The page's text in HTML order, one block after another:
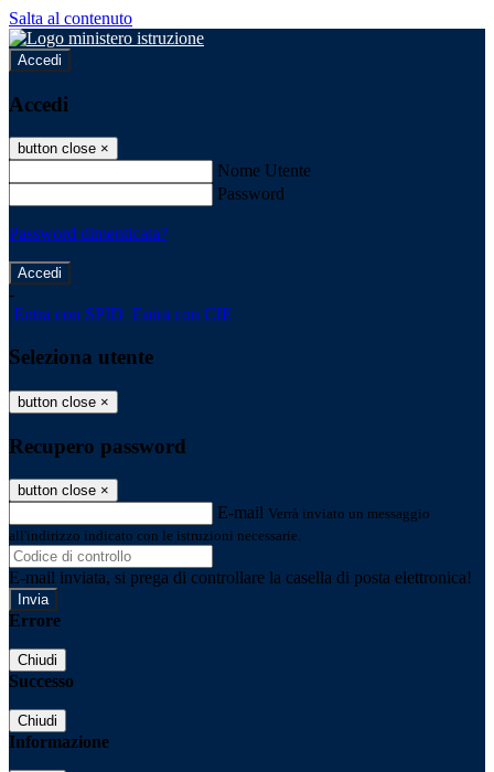
Salta al contenuto
Accedi
Accedi
button close ×
Nome Utente
Password
Password dimenticata?
-
Entra con SPID Entra con CIE
Seleziona utente
button close ×
Recupero password
button close ×
E-mail Verrà inviato un messaggio
all'indirizzo indicato con le istruzioni necessarie.
E-mail inviata, si prega di controllare la casella di posta elettronica!
Errore
Chiudi
Successo
Chiudi
Informazione